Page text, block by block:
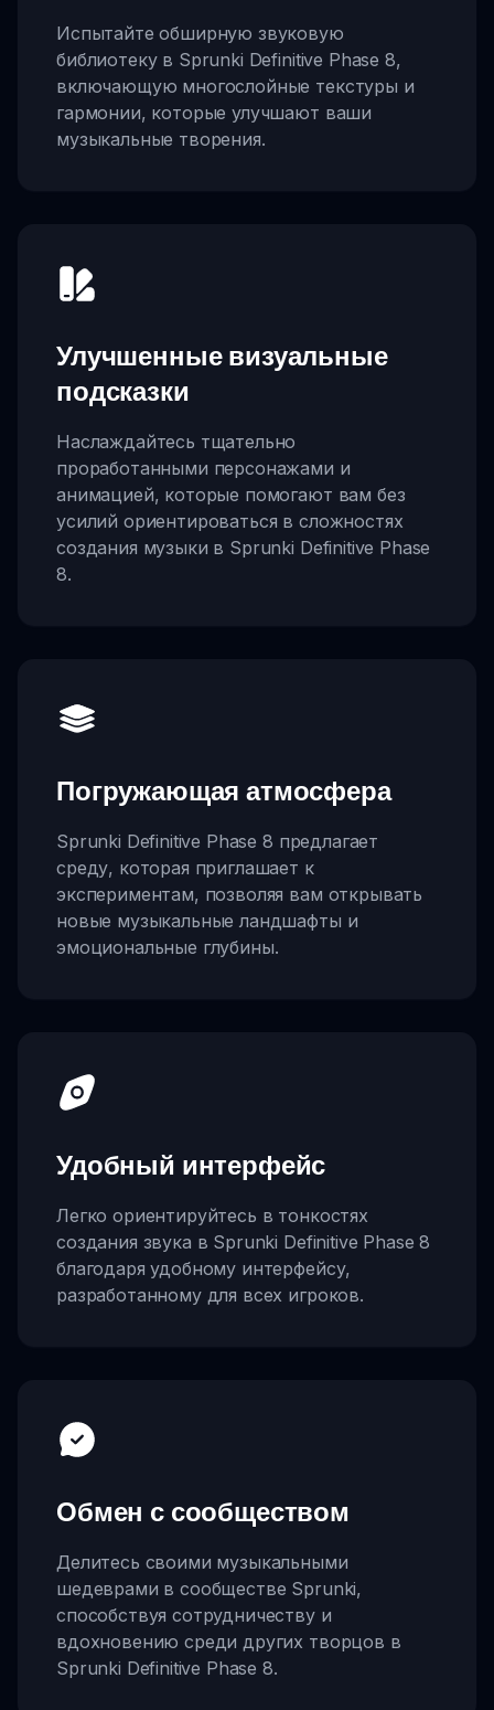
Испытайте обширную звуковую
библиотеку в Sprunki Definitive Phase 8,
включающую многослойные текстуры и
гармонии, которые улучшают ваши
музыкальные творения.
Улучшенные визуальные
подсказки
Наслаждайтесь тщательно
проработанными персонажами и
анимацией, которые помогают вам без
усилий ориентироваться в сложностях
создания музыки в Sprunki Definitive Phase
8.
Погружающая атмосфера
Sprunki Definitive Phase 8 предлагает
среду, которая приглашает к
экспериментам, позволяя вам открывать
новые музыкальные ландшафты и
эмоциональные глубины.
Удобный интерфейс
Легко ориентируйтесь в тонкостях
создания звука в Sprunki Definitive Phase 8
благодаря удобному интерфейсу,
разработанному для всех игроков.
Обмен с сообществом
Делитесь своими музыкальными
шедеврами в сообществе Sprunki,
способствуя сотрудничеству и
вдохновению среди других творцов в
Sprunki Definitive Phase 8.